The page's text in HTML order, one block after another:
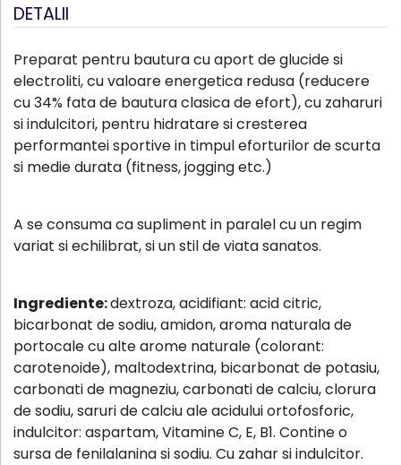
DETALII
Preparat pentru bautura cu aport de glucide si
electroliti, cu valoare energetica redusa (reducere
cu 34% fata de bautura clasica de efort), cu zaharuri
si indulcitori, pentru hidratare si cresterea
performantei sportive in timpul eforturilor de scurta
si medie durata (fitness, jogging etc.)
A se consuma ca supliment in paralel cu un regim
variat si echilibrat, si un stil de viata sanatos.
Ingrediente:dextroza, acidifiant: acid citric,
bicarbonat de sodiu, amidon, aroma naturala de
portocale cu alte arome naturale (colorant:
carotenoide), maltodextrina, bicarbonat de potasiu,
carbonati de magneziu, carbonati de calciu, clorura
de sodiu, saruri de calciu ale acidului ortofosforic,
indulcitor: aspartam, Vitamine C, E, B1. Contine o
sursa de fenilalanina si sodiu. Cu zahar si indulcitor.